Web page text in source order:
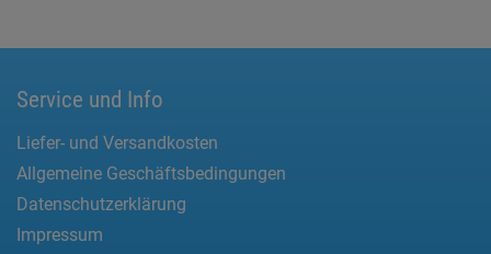
Service und Info
Liefer- und Versandkosten
Allgemeine Geschäftsbedingungen
Datenschutzerklärung
Impressum